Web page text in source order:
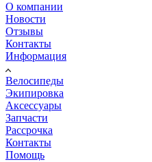
О компании
Новости
Отзывы
Контакты
Информация
Велосипеды
Экипировка
Аксессуары
Запчасти
Рассрочка
Контакты
Помощь